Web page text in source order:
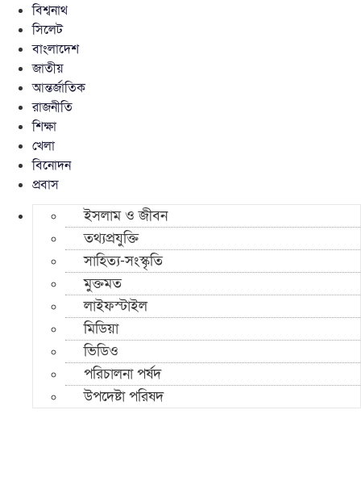
বিশ্বনাথ
সিলেট
বাংলাদেশ
জাতীয়
আন্তর্জাতিক
রাজনীতি
শিক্ষা
খেলা
বিনোদন
প্রবাস
ইসলাম ও জীবন
তথ্যপ্রযুক্তি
সাহিত্য-সংস্কৃতি
মুক্তমত
লাইফস্টাইল
মিডিয়া
ভিডিও
পরিচালনা পর্ষদ
উপদেষ্টা পরিষদ